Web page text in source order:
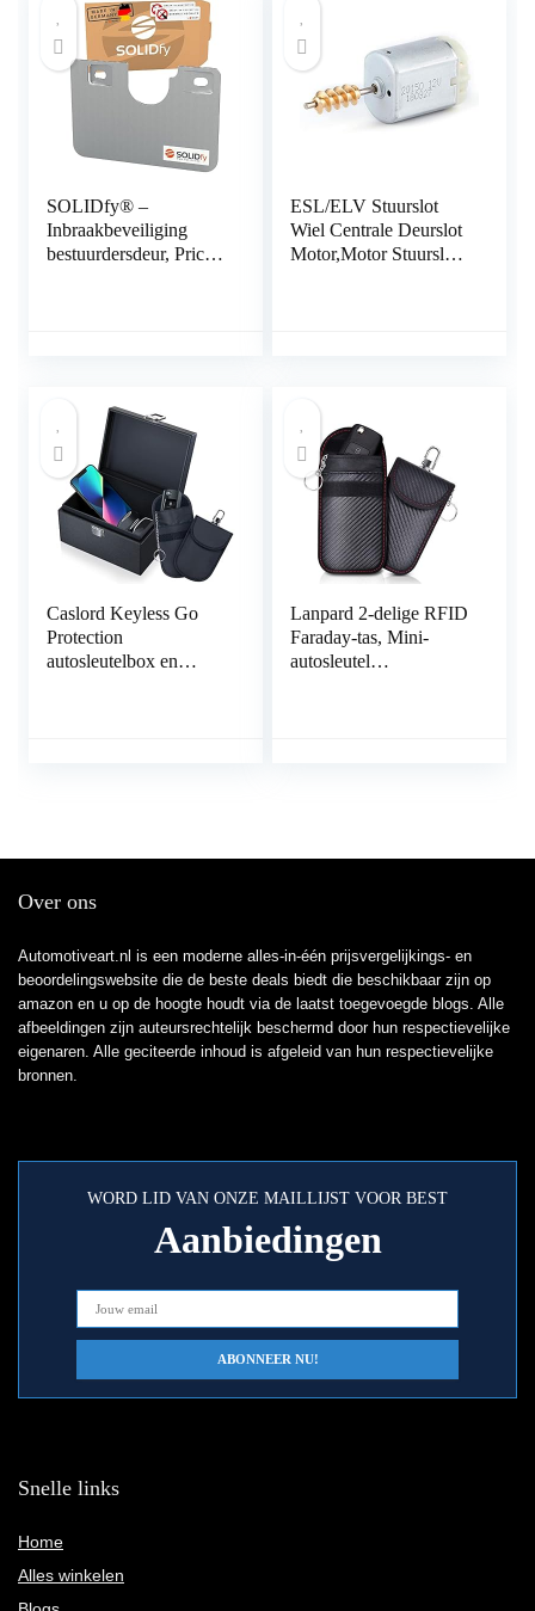
Geïmmobiliseerd
SOLIDfy® –
Inbraakbeveiliging
bestuurdersdeur, Prick
ESL/ELV Stuurslot
Wiel Centrale Deurslot
Motor,Motor Stuurslot
Caslord Keyless Go
Protection
autosleutelbox en
Lanpard 2-delige RFID
Faraday-tas, Mini-
autosleutel
Over ons
Automotiveart.nl is een moderne alles-in-één prijsvergelijkings- en
beoordelingswebsite die de beste deals biedt die beschikbaar zijn op
amazon en u op de hoogte houdt via de laatst toegevoegde blogs. Alle
afbeeldingen zijn auteursrechtelijk beschermd door hun respectievelijke
eigenaren. Alle geciteerde inhoud is afgeleid van hun respectievelijke
bronnen.
WORD LID VAN ONZE MAILLIJST VOOR BEST
Aanbiedingen
Snelle links
Home
Alles winkelen